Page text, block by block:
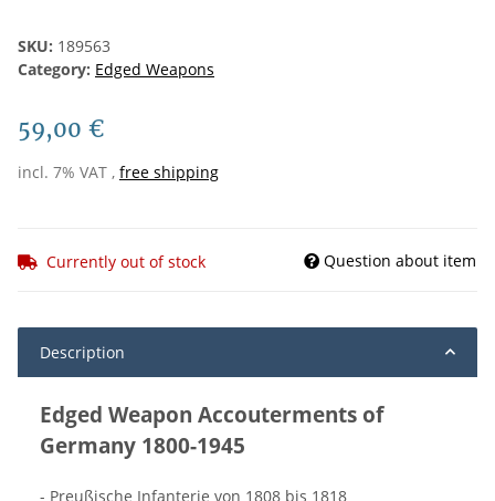
SKU: 189563
Category: Edged Weapons
59,00 €
incl. 7% VAT , free shipping
Currently out of stock Question about item
Description
Edged Weapon Accouterments of
Germany 1800-1945
- Preußische Infanterie von 1808 bis 1818